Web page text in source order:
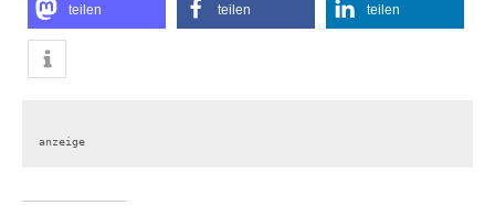
teilen teilen teilen
anzeige